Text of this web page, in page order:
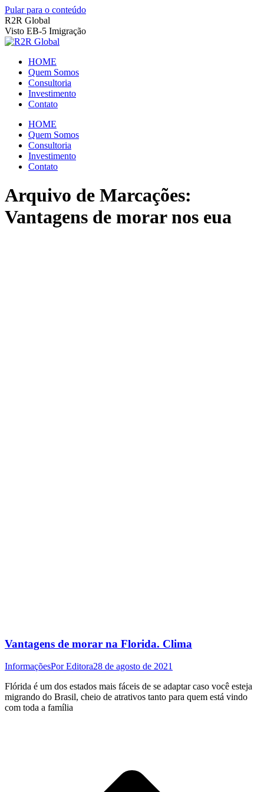
Pular para o conteúdo
R2R Global
Visto EB-5 Imigração
HOME
Quem Somos
Consultoria
Investimento
Contato
HOME
Quem Somos
Consultoria
Investimento
Contato
Arquivo de Marcações:
Vantagens de morar nos eua
Vantagens de morar na Florida. Clima
InformaçõesPorEditora28 de agosto de 2021
Flórida é um dos estados mais fáceis de se adaptar caso você esteja
migrando do Brasil, cheio de atrativos tanto para quem está vindo
com toda a família